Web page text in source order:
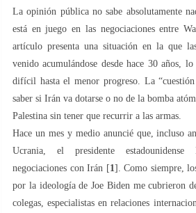
La opinión pública no sabe absolutamente
está en juego en las negociaciones entre
artículo presenta una situación en la que
venido acumulándose desde hace 30 años,
difícil hasta el menor progreso. La
saber si Irán va dotarse o no de la bomba
Palestina sin tener que recurrir a las armas.
Hace un mes y medio anuncié que, incluso
Ucrania, el presidente
negociaciones con Irán [1 ]. Como siempre,
por la ideología de Joe Biden me cubrieron
colegas, especialistas en relaciones